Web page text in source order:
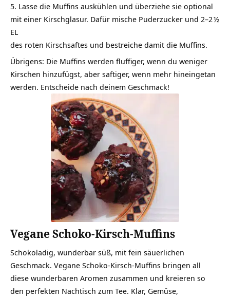
Lasse die Muffins auskühlen und überziehe sie optional
mit einer Kirschglasur. Dafür mische Puderzucker und 2–2 ½
EL
des roten Kirschsaftes und bestreiche damit die Muffins.
Übrigens: Die Muffins werden fluffiger, wenn du weniger
Kirschen hinzufügst, aber saftiger, wenn mehr hineingetan
werden. Entscheide nach deinem Geschmack!
Vegane Schoko-Kirsch-Muffins
Schokoladig, wunderbar süß, mit fein säuerlichen
Geschmack. Vegane Schoko-Kirsch-Muffins bringen all
diese wunderbaren Aromen zusammen und kreieren so
den perfekten Nachtisch zum Tee. Klar, Gemüse,